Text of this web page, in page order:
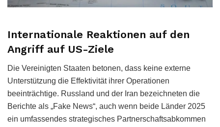
Internationale Reaktionen auf den
Angriff auf US-Ziele
Die Vereinigten Staaten betonen, dass keine externe
Unterstützung die Effektivität ihrer Operationen
beeinträchtige. Russland und der Iran bezeichneten die
Berichte als „Fake News“, auch wenn beide Länder 2025
ein umfassendes strategisches Partnerschaftsabkommen